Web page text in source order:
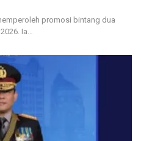
promosi bintang dua
Ia…